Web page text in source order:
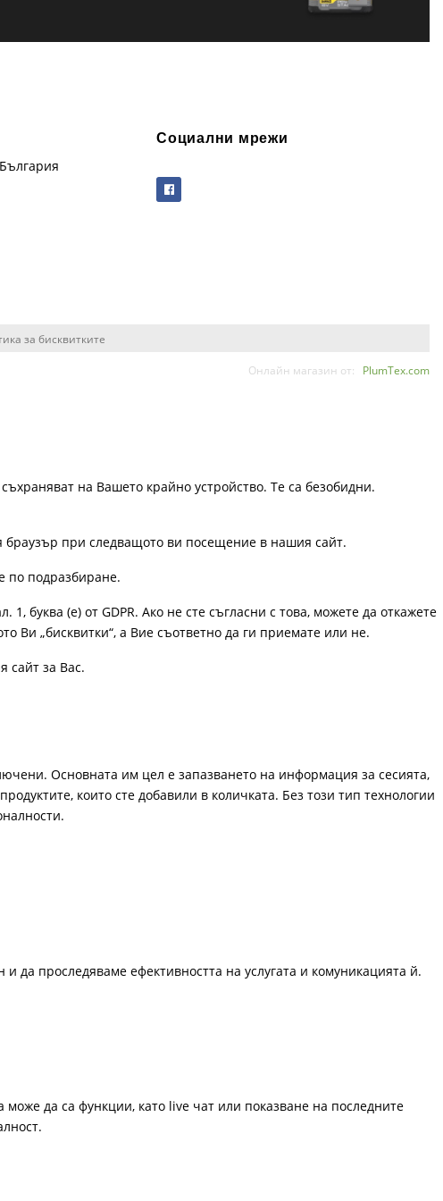
Социални мрежи
за бисквитките
Онлайн магазин от: PlumTex.com
на Вашето крайно устройство. Те са безобидни.
браузър при следващото ви посещение в нашия сайт.
по подразбиране.
буква (е) от GDPR. Ако не сте съгласни с това, можете да откажете
Ви „бисквитки“, а Вие съответно да ги приемате или не.
сайт за Вас.
Основната им цел е запазването на информация за сесията,
които сте добавили в количката. Без този тип технологии
да проследяваме ефективността на услугата и комуникацията й.
може да са функции, като live чат или показване на последните